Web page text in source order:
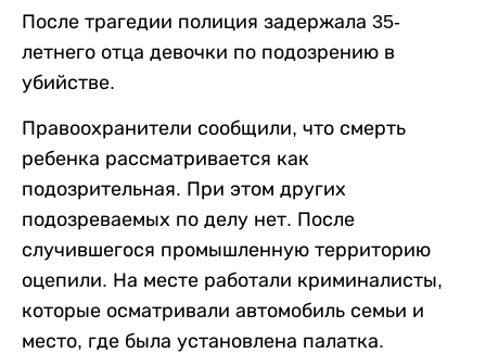
После трагедии полиция задержала 35-
летнего отца девочки по подозрению в
убийстве.
Правоохранители сообщили, что смерть
ребенка рассматривается как
подозрительная. При этом других
подозреваемых по делу нет. После
случившегося промышленную территорию
оцепили. На месте работали криминалисты,
которые осматривали автомобиль семьи и
место, где была установлена палатка.